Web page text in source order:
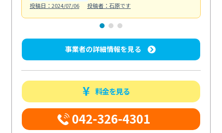
投稿日：2024/07/06
投稿者：石原です
事業者の詳細情報を見る
料金を見る
042-326-4301